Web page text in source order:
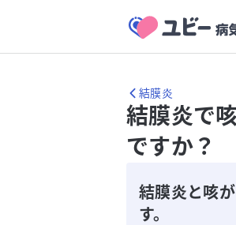
結膜炎
結膜炎で
ですか？
結膜炎と咳
す。